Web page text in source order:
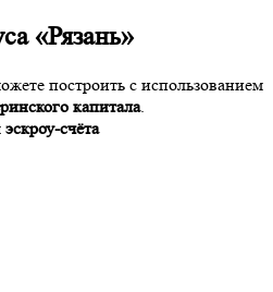
«Рязань»
построить с использованием
капитала.
эскроу-счёта